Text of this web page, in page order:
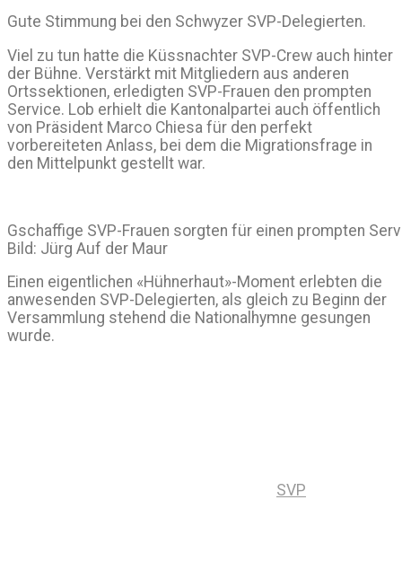
Gute Stimmung bei den Schwyzer SVP-Delegierten.
Viel zu tun hatte die Küssnachter SVP-Crew auch hinter
der Bühne. Verstärkt mit Mitgliedern aus anderen
Ortssektionen, erledigten SVP-Frauen den prompten
Service. Lob erhielt die Kantonalpartei auch öffentlich
von Präsident Marco Chiesa für den perfekt
vorbereiteten Anlass, bei dem die Migrationsfrage in
den Mittelpunkt gestellt war.
Gschaffige SVP-Frauen sorgten für einen prompten
Bild: Jürg Auf der Maur
Einen eigentlichen «Hühnerhaut»-Moment erlebten die
anwesenden SVP-Delegierten, als gleich zu Beginn der
Versammlung stehend die Nationalhymne gesungen
wurde.
SVP